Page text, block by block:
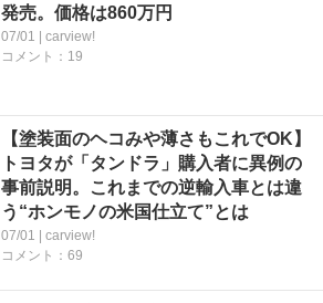
発売。価格は860万円
07/01 | carview!
コメント：19
【塗装面のヘコみや薄さもこれでOK】
トヨタが「タンドラ」購入者に異例の
事前説明。これまでの逆輸入車とは違
う“ホンモノの米国仕立て”とは
07/01 | carview!
コメント：69